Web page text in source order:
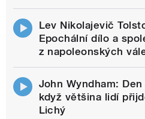
Lev Nikolajevič
Epochální dílo a
z napoleonských
John Wyndham:
když většina lidí
Lichý